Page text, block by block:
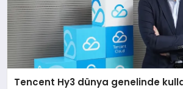
Tencent Hy3 dünya genelinde